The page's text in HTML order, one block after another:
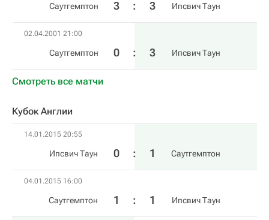
Саутгемптон 3 : 3 Ипсвич Таун
02.04.2001 21:00
Саутгемптон 0 : 3 Ипсвич Таун
Смотреть все матчи
Кубок Англии
14.01.2015 20:55
Ипсвич Таун 0 : 1 Саутгемптон
04.01.2015 16:00
Саутгемптон 1 : 1 Ипсвич Таун